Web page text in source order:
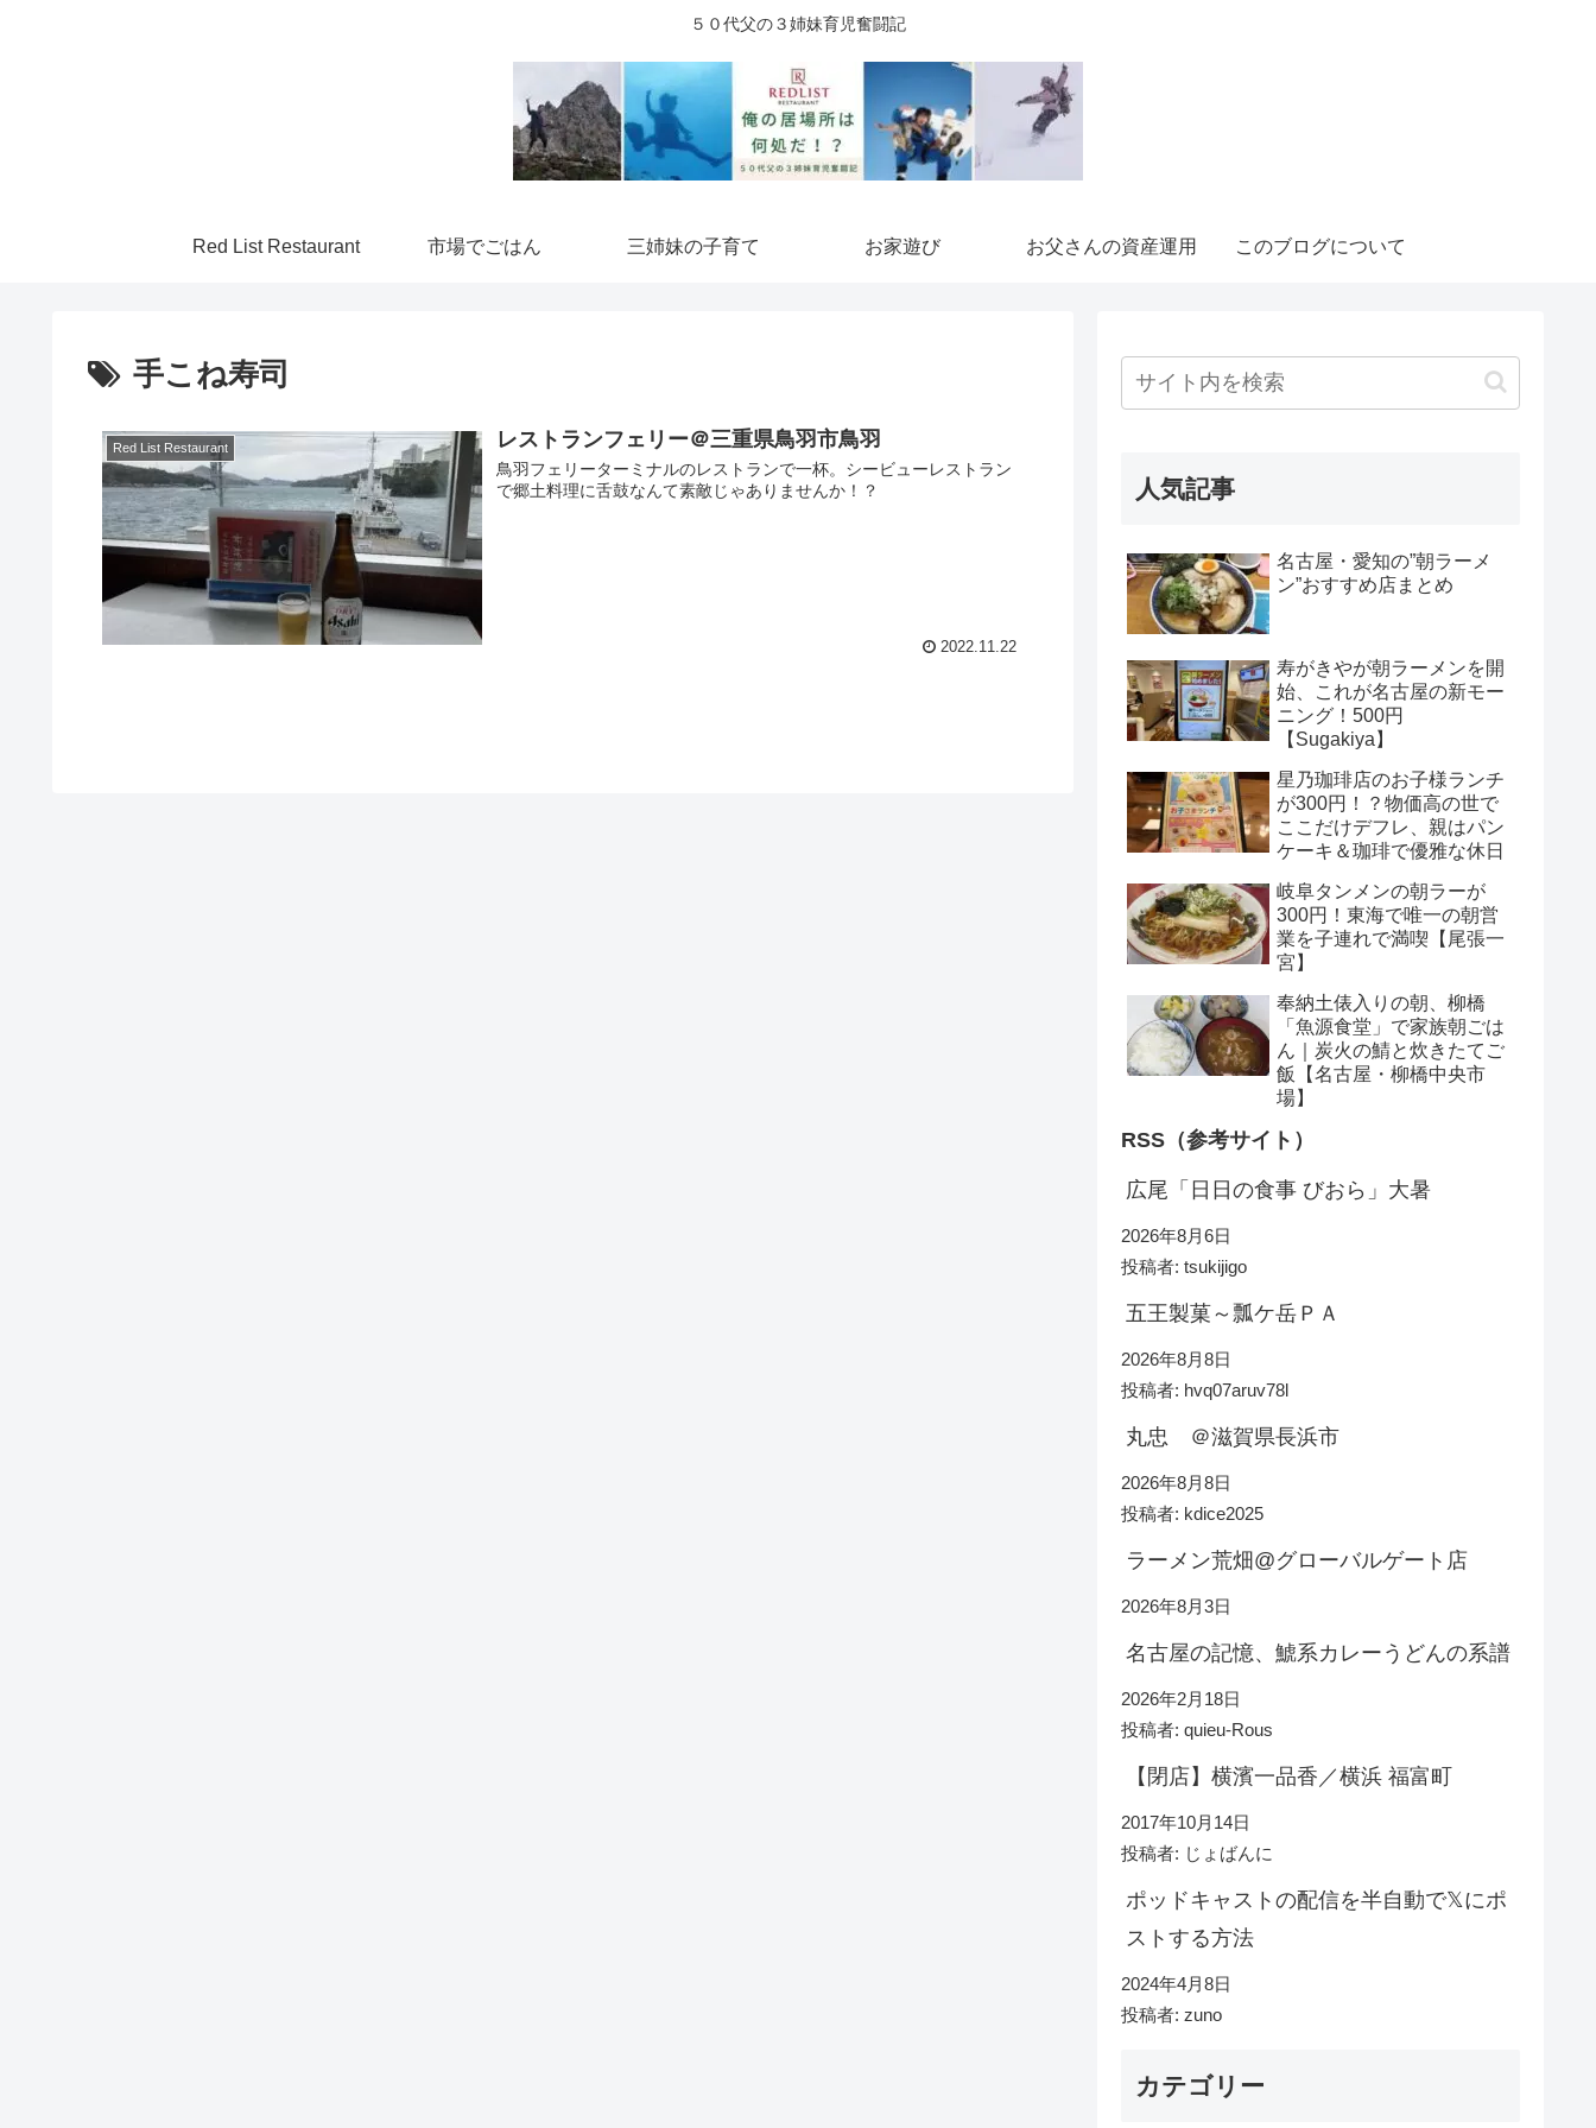
５０代父の３姉妹育児奮闘記
Red List Restaurant 市場でごはん 三姉妹の子育て お家遊び お父さんの資産運用 このブログについて
手こね寿司
Red List Restaurant レストランフェリー＠三重県鳥羽市鳥羽
鳥羽フェリーターミナルのレストランで一杯。シービューレストラン
で郷土料理に舌鼓なんて素敵じゃありませんか！？
2022.11.22
人気記事
名古屋・愛知の”朝ラーメ
ン”おすすめ店まとめ
寿がきやが朝ラーメンを開
始、これが名古屋の新モー
ニング！500円
【Sugakiya】
星乃珈琲店のお子様ランチ
が300円！？物価高の世で
ここだけデフレ、親はパン
ケーキ＆珈琲で優雅な休日
岐阜タンメンの朝ラーが
300円！東海で唯一の朝営
業を子連れで満喫【尾張一
宮】
奉納土俵入りの朝、柳橋
「魚源食堂」で家族朝ごは
ん｜炭火の鯖と炊きたてご
飯【名古屋・柳橋中央市
場】
RSS（参考サイト）
広尾「日日の食事 びおら」大暑
2026年8月6日
投稿者: tsukijigo
五王製菓～瓢ケ岳ＰＡ
2026年8月8日
投稿者: hvq07aruv78l
丸忠 ＠滋賀県長浜市
2026年8月8日
投稿者: kdice2025
ラーメン荒畑@グローバルゲート店
2026年8月3日
名古屋の記憶、鯱系カレーうどんの系譜
2026年2月18日
投稿者: quieu-Rous
【閉店】横濱一品香／横浜 福富町
2017年10月14日
投稿者: じょばんに
ポッドキャストの配信を半自動で𝕏にポ
ストする方法
2024年4月8日
投稿者: zuno
カテゴリー